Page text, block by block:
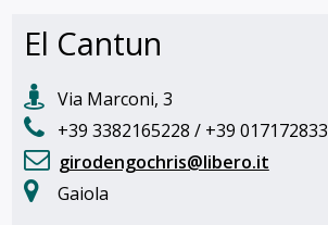
El Cantun
Via Marconi, 3
+39 3382165228 / +39 017172833
girodengochris@libero.it
Gaiola